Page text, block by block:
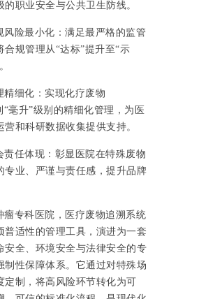
的职业安全与公共卫生防线。
风险最小化：满足最严格的监管
合规管理从“达标”提升至“示
精细化：实现化疗废物
“毫升”级别的精细化管理，为医
营和科研数据收集提供支持。
责任体现：彰显医院在特殊废物
专业、严谨与责任感，提升品牌
瘤专科医院，医疗废物追溯系统
普适性的管理工具，演进为一套
安全、环境安全与法律安全的专
制性保障体系。它通过对特殊场
定制，将高风险环节转化为可